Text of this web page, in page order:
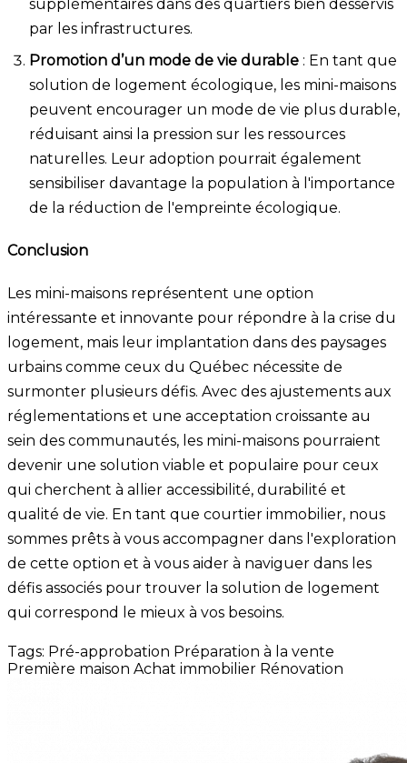
supplémentaires dans des quartiers bien desservis
par les infrastructures.
Promotion d’un mode de vie durable : En tant que
solution de logement écologique, les mini-maisons
peuvent encourager un mode de vie plus durable,
réduisant ainsi la pression sur les ressources
naturelles. Leur adoption pourrait également
sensibiliser davantage la population à l'importance
de la réduction de l'empreinte écologique.
Conclusion
Les mini-maisons représentent une option
intéressante et innovante pour répondre à la crise du
logement, mais leur implantation dans des paysages
urbains comme ceux du Québec nécessite de
surmonter plusieurs défis. Avec des ajustements aux
réglementations et une acceptation croissante au
sein des communautés, les mini-maisons pourraient
devenir une solution viable et populaire pour ceux
qui cherchent à allier accessibilité, durabilité et
qualité de vie. En tant que courtier immobilier, nous
sommes prêts à vous accompagner dans l'exploration
de cette option et à vous aider à naviguer dans les
défis associés pour trouver la solution de logement
qui correspond le mieux à vos besoins.
Tags: Pré-approbation Préparation à la vente
Première maison Achat immobilier Rénovation